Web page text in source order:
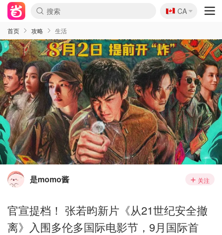
🇨🇦
CA
首页 攻略 生活
是momo酱 关注
官宣提档！ 张若昀新片《从21世纪安全撤
离》入围多伦多国际电影节，9月国际首